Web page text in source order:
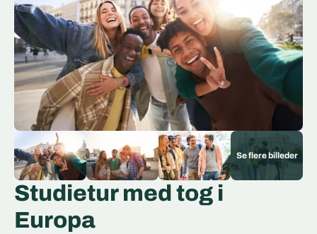
Studietur med tog i
Europa